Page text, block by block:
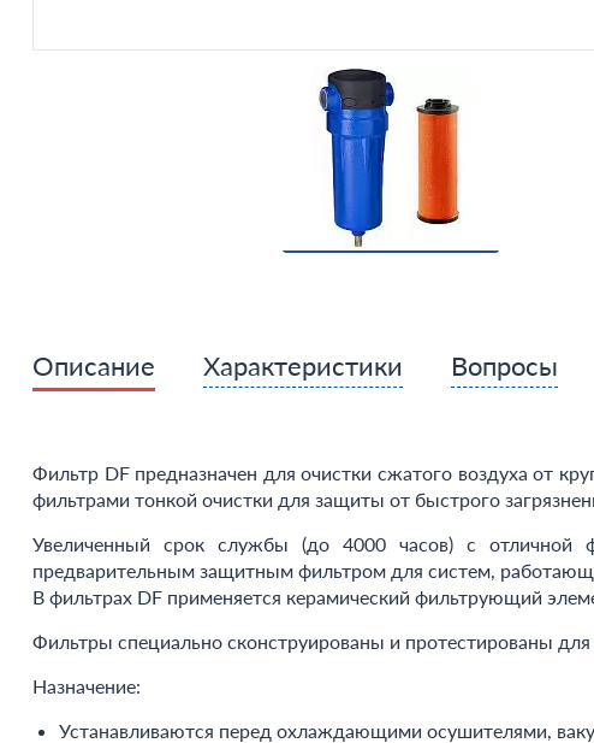
Описание Характеристики Вопросы
Фильтр DF предназначен для очистки сжатого воздуха от
фильтрами тонкой очистки для защиты от быстрого
Увеличенный срок службы (до 4000 часов) с
предварительным защитным фильтром для систем,
В фильтрах DF применяется керамический фильтрующий
Фильтры специально сконструированы и протестированы
Назначение:
Устанавливаются перед охлаждающими осушителями,